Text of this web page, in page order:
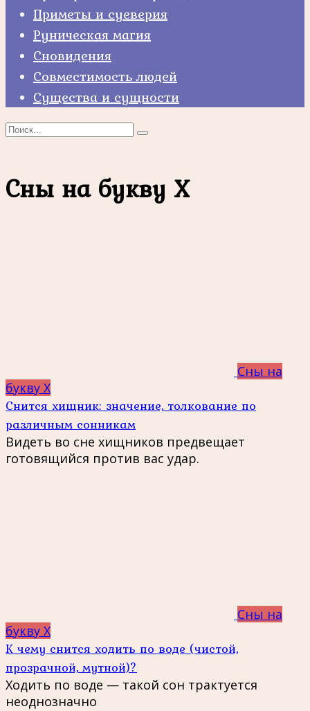
Приметы и суеверия
Руническая магия
Сновидения
Совместимость людей
Существа и сущности
Search
Сны на букву Х
Сны на
букву Х
Снится хищник: значение, толкование по
различным сонникам
Видеть во сне хищников предвещает
готовящийся против вас удар.
Сны на
букву Х
К чему снится ходить по воде (чистой,
прозрачной, мутной)?
Ходить по воде — такой сон трактуется
неоднозначно